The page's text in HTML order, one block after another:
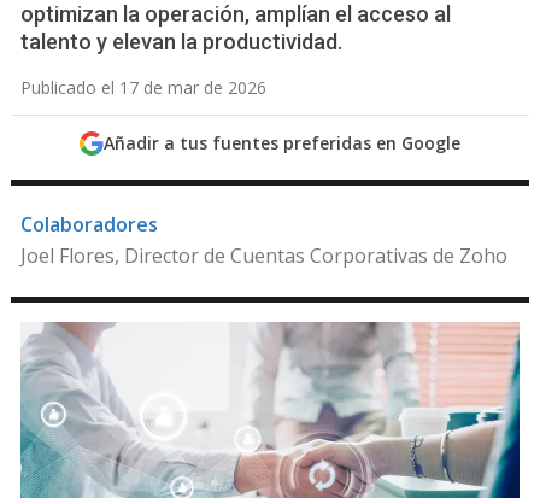
optimizan la operación, amplían el acceso al
talento y elevan la productividad.
Publicado el 17 de mar de 2026
Añadir a tus fuentes preferidas en Google
Colaboradores
Joel Flores, Director de Cuentas Corporativas de Zoho